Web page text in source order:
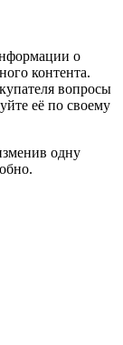
о
контента.
вопросы
её по своему
одну